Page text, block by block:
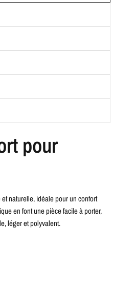
pour
naturelle, idéale pour un confort
en font une pièce facile à porter,
léger et polyvalent.